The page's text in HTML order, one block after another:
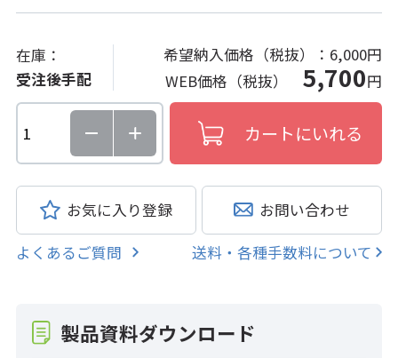
在庫：
受注後手配
希望納入価格（税抜）： 6,000円
WEB価格（税抜）5,700円
お気に入り登録 お問い合わせ
よくあるご質問 送料・各種手数料について
製品資料ダウンロード